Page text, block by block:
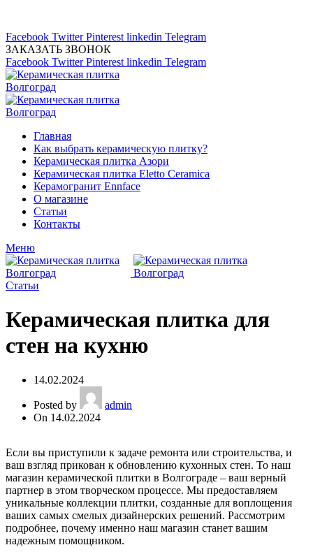
Facebook Twitter Pinterest linkedin Telegram
ЗАКАЗАТЬ ЗВОНОК
Facebook Twitter Pinterest linkedin Telegram
Главная
Как выбрать керамическую плитку?
Керамическая плитка Азори
Керамическая плитка Eletto Ceramica
Керамогранит Ennface
О магазине
Статьи
Контакты
Меню
Статьи
Керамическая плитка для
стен на кухню
14.02.2024
Posted by
admin
On 14.02.2024
Если вы приступили к задаче ремонта или строительства, и
ваш взгляд прикован к обновлению кухонных стен. То наш
магазин керамической плитки в Волгограде – ваш верный
партнер в этом творческом процессе. Мы предоставляем
уникальные коллекции плитки, созданные для воплощения
ваших самых смелых дизайнерских решений. Рассмотрим
подробнее, почему именно наш магазин станет вашим
надежным помощником.